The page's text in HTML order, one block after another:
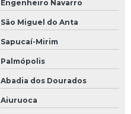
Engenheiro Navarro
São Miguel do Anta
Sapucaí-Mirim
Palmópolis
Abadia dos Dourados
Aiuruoca